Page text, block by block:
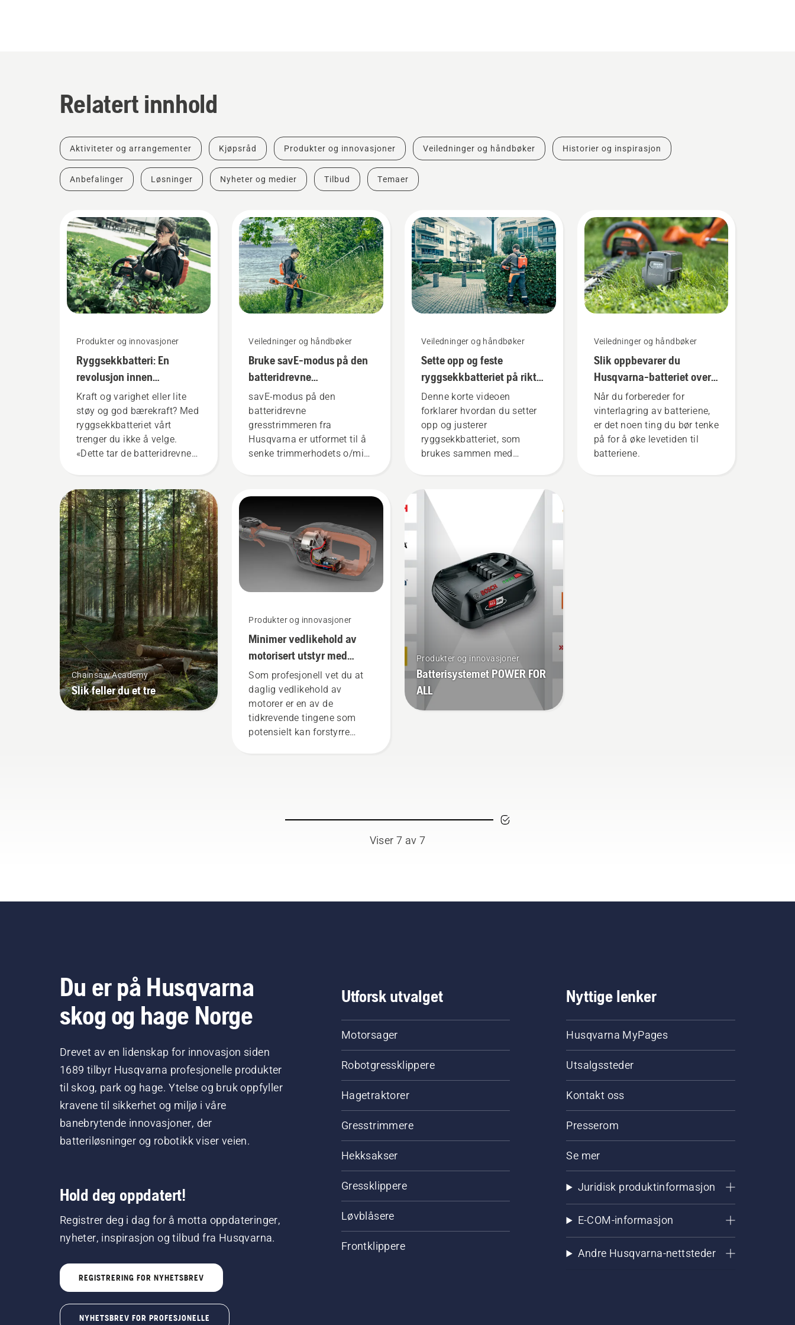
Relatert innhold
Aktiviteter og arrangementer Kjøpsråd Produkter og innovasjoner Veiledninger og håndbøker Historier og inspirasjon
Anbefalinger Løsninger Nyheter og medier Tilbud Temaer
Produkter og innovasjoner
Ryggsekkbatteri: En
revolusjon innen
håndholdte, batteridrevne
verktøy
Kraft og varighet eller lite
støy og god bærekraft? Med
ryggsekkbatteriet vårt
trenger du ikke å velge.
«Dette tar de batteridrevne
produktsjef for elektriske og
batteridrevne håndholdte
verktøy hos Husqvarna.
Chainsaw Academy
Slik feller du et tre
Veiledninger og håndbøker
Bruke savE-modus på den
batteridrevne
gresstrimmeren
savE-modus på den
batteridrevne
gresstrimmeren fra
Husqvarna er utformet til å
senke trimmerhodets o/min
dreiemomentet slik at
batteriet under klipping av
tynt gress. Trykk på én
knapp på den batteridrevne
trimmeren for å
aktivere/deaktivere savE-
modus.
Produkter og innovasjoner
Minimer vedlikehold av
motorisert utstyr med
batteriverktøy
Som profesjonell vet du at
daglig vedlikehold av
motorer er en av de
tidkrevende tingene som
potensielt kan forstyrre
Veiledninger og håndbøker
Sette opp og feste
ryggsekkbatteriet på riktig
måte
Denne korte videoen
forklarer hvordan du setter
opp og justerer
ryggsekkbatteriet, som
brukes sammen med
festet ryggsekkbatteri sørger
for en mer komfortabel
passform, og reduserer
kan arbeide lenger uten å ta
pauser.
Produkter og innovasjoner
Batterisystemet POWER FOR
ALL
Veiledninger og håndbøker
Slik oppbevarer du
Husqvarna-batteriet over
vinteren
Når du forbereder for
vinterlagring av batteriene,
er det noen ting du bør tenke
på for å øke levetiden til
batteriene.
Viser 7 av 7
Du er på Husqvarna
skog og hage Norge
Drevet av en lidenskap for innovasjon siden
1689 tilbyr Husqvarna profesjonelle produkter
til skog, park og hage. Ytelse og bruk oppfyller
kravene til sikkerhet og miljø i våre
banebrytende innovasjoner, der
batteriløsninger og robotikk viser veien.
Hold deg oppdatert!
Registrer deg i dag for å motta oppdateringer,
nyheter, inspirasjon og tilbud fra Husqvarna.
REGISTRERING FOR NYHETSBREV
NYHETSBREV FOR PROFESJONELLE
Utforsk utvalget
Motorsager
Robotgressklippere
Hagetraktorer
Gresstrimmere
Hekksakser
Gressklippere
Løvblåsere
Frontklippere
Nyttige lenker
Husqvarna MyPages
Utsalgssteder
Kontakt oss
Presserom
Se mer
Juridisk produktinformasjon
E-COM-informasjon
Andre Husqvarna-nettsteder